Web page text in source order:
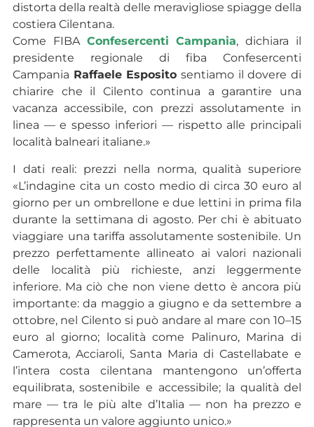
distorta della realtà delle meravigliose spiagge della
costiera Cilentana.
Come FIBA Confesercenti Campania, dichiara il
presidente regionale di fiba Confesercenti
Campania Raffaele Esposito sentiamo il dovere di
chiarire che il Cilento continua a garantire una
vacanza accessibile, con prezzi assolutamente in
linea — e spesso inferiori — rispetto alle principali
località balneari italiane.»
I dati reali: prezzi nella norma, qualità superiore
«L’indagine cita un costo medio di circa 30 euro al
giorno per un ombrellone e due lettini in prima fila
durante la settimana di agosto. Per chi è abituato
viaggiare una tariffa assolutamente sostenibile. Un
prezzo perfettamente allineato ai valori nazionali
delle località più richieste, anzi leggermente
inferiore. Ma ciò che non viene detto è ancora più
importante: da maggio a giugno e da settembre a
ottobre, nel Cilento si può andare al mare con 10–15
euro al giorno; località come Palinuro, Marina di
Camerota, Acciaroli, Santa Maria di Castellabate e
l’intera costa cilentana mantengono un’offerta
equilibrata, sostenibile e accessibile; la qualità del
mare — tra le più alte d’Italia — non ha prezzo e
rappresenta un valore aggiunto unico.»